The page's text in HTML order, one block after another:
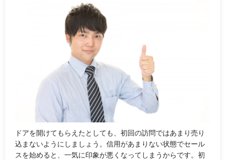
ドアを開けてもらえたとしても、初回の訪問ではあまり売り
込まないようにしましょう。信用があまりない状態でセール
スを始めると、一気に印象が悪くなってしまうからです。初